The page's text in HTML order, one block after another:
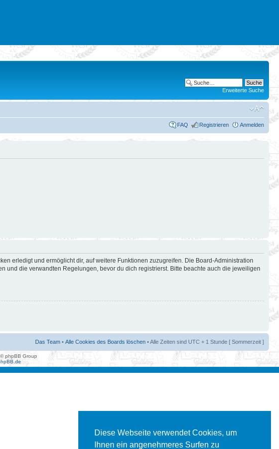
Diese Webseite verwendet Cookies, um
Ihnen ein angenehmeres Surfen zu
Erweiterte Suche
FAQ Registrieren Anmelden
erledigt und ermöglicht dir, auf weitere Funktionen zuzugreifen. Die Board-Administration
die verwandten Regelungen, bevor du dich registrierst. Bitte beachte auch die jeweiligen
Das Team • Alle Cookies des Boards löschen • Alle Zeiten sind UTC + 1 Stunde [ Sommerzeit ]
phpBB Group